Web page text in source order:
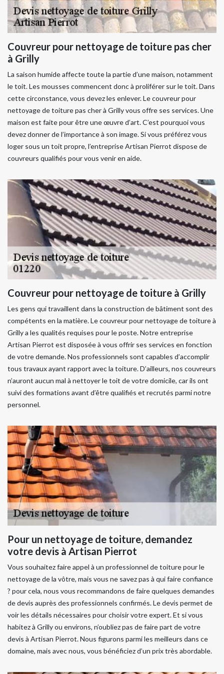
Couvreur pour nettoyage de toiture pas cher
à Grilly
La saison humide affecte toute la partie d’une maison, notamment
le toit. Les mousses commencent donc à proliférer sur le toit. Dans
cette circonstance, vous devez les enlever. Le couvreur pour
nettoyage de toiture pas cher à Grilly vous offre ses services. Une
maison est faite pour être une œuvre d’art. C’est pourquoi vous
devez donner de l’importance à son image. Si vous préférez vous
loger sous un toit propre, l’entreprise Artisan Pierrot dispose de
couvreurs qualifiés pour vous venir en aide.
Couvreur pour nettoyage de toiture à Grilly
Les gens qui travaillent dans la construction de bâtiment sont des
compétents en la matière. Le couvreur pour nettoyage de toiture à
Grilly a les qualités requises pour le poste. Notre entreprise
Artisan Pierrot est disposée à vous offrir ses services en fonction
de votre demande. Nos professionnels sont capables d’accomplir
tous travaux ayant rapport avec la toiture. D’ailleurs, nos couvreurs
n’auront aucun mal à nettoyer le toit de votre domicile, car ils ont
suivi des formations avant d’être qualifiés et recrutés parmi notre
personnel.
Pour un nettoyage de toiture, demandez
votre devis à Artisan Pierrot
Vous souhaitez faire appel à un professionnel de toiture pour le
nettoyage de la vôtre, mais vous ne savez pas à qui faire confiance
? pour cela, nous vous recommandons de faire quelques demandes
de devis auprès des professionnels confirmés. Le devis permet de
voir les détails nécessaires pour choisir votre expert. Et si vous
habitez à Grilly ou environs, n’oubliez pas de faire part de votre
devis à Artisan Pierrot. Nous figurons parmi les meilleurs dans ce
domaine, mais avec nous, vous bénéficiez d’un prix très abordable.